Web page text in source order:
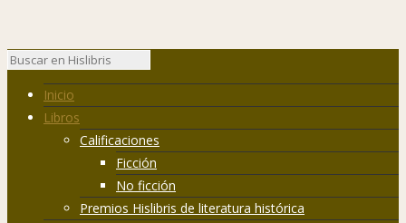
Inicio
Libros
Calificaciones
Ficción
No ficción
Premios Hislibris de literatura histórica